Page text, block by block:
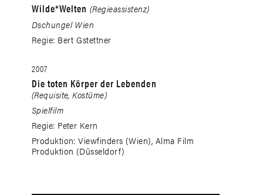
Wilde*Welten (Regieassistenz)
Dschungel Wien
Regie: Bert Gstettner
2007
Die toten Körper der Lebenden
(Requisite, Kostüme)
Spielfilm
Regie: Peter Kern
Produktion: Viewfinders (Wien), Alma Film
Produktion (Düsseldorf)